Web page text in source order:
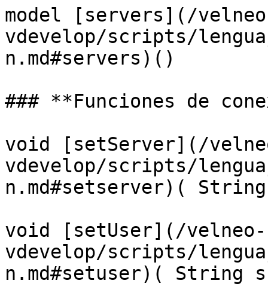
model [servers](/
vdevelop/scripts/
n.md#servers)()
### **Funciones de
void [setServer](/
vdevelop/scripts/
n.md#setserver)(
void [setUser](/velneo-
vdevelop/scripts/
n.md#setuser)( String